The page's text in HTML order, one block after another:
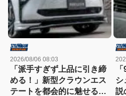
2026/08/06 08:03
「派手すぎず上品に引き締
める！」新型クラウンエス
テートを都会的に魅せる、
シ
説